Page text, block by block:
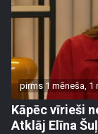
pirms 1 mēneša, 1
Kāpēc vīrieši
Atklāj Elīna